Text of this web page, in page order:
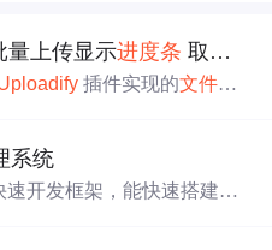
量上传显示进度条 取消 上传后缩略图显示 可删除
插件实现的文件上
处理过程。
系统
开发框架，能快速搭建应